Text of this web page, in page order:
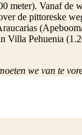
meter). Vanaf
de pittoreske
Pehuenia
we van te